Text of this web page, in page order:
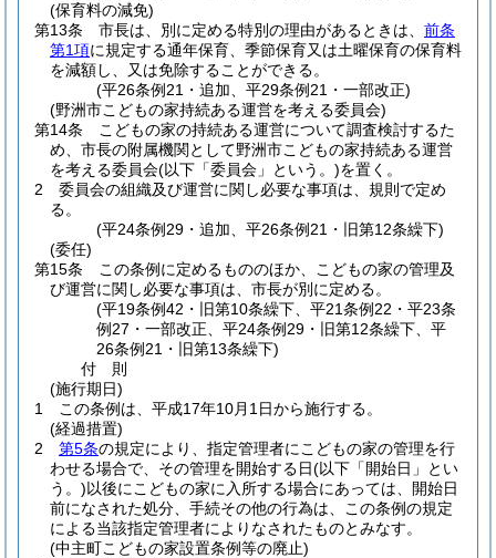
(保育料の減免)
第13条
市長は、別に定める特別の理由があるときは、 前条
第1項に規定する通年保育、季節保育又は土曜保育の保育料
を減額し、又は免除することができる。
(平26条例21・追加、平29条例21・一部改正)
(野洲市こどもの家持続ある運営を考える委員会)
第14条
こどもの家の持続ある運営について調査検討するた
め、市長の附属機関として野洲市こどもの家持続ある運営
を考える委員会(以下「委員会」という。)を置く。
2
委員会の組織及び運営に関し必要な事項は、規則で定め
る。
(平24条例29・追加、平26条例21・旧第12条繰下)
(委任)
第15条
この条例に定めるもののほか、こどもの家の管理及
び運営に関し必要な事項は、市長が別に定める。
(平19条例42・旧第10条繰下、平21条例22・平23条
例27・一部改正、平24条例29・旧第12条繰下、平
26条例21・旧第13条繰下)
付 則
(施行期日)
1
この条例は、平成17年10月1日から施行する。
(経過措置)
2
第5条の規定により、指定管理者にこどもの家の管理を行
わせる場合で、その管理を開始する日(以下「開始日」とい
う。)以後にこどもの家に入所する場合にあっては、開始日
前になされた処分、手続その他の行為は、この条例の規定
による当該指定管理者によりなされたものとみなす。
(中主町こどもの家設置条例等の廃止)